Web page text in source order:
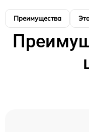
Преимущества